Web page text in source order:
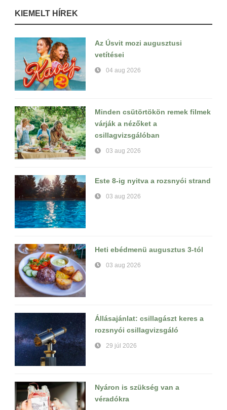
KIEMELT HÍREK
Az Úsvit mozi augusztusi
vetítései
04 aug 2026
Minden csütörtökön remek filmek
várják a nézőket a
csillagvizsgálóban
03 aug 2026
Este 8-ig nyitva a rozsnyói strand
03 aug 2026
Heti ebédmenü augusztus 3-tól
03 aug 2026
Állásajánlat: csillagászt keres a
rozsnyói csillagvizsgáló
29 júl 2026
Nyáron is szükség van a
véradókra